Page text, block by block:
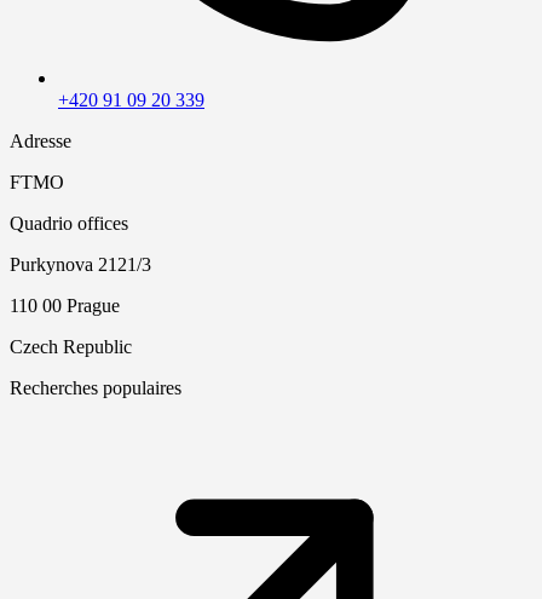
+420 91 09 20 339
Adresse
FTMO
Quadrio offices
Purkynova 2121/3
110 00 Prague
Czech Republic
Recherches populaires